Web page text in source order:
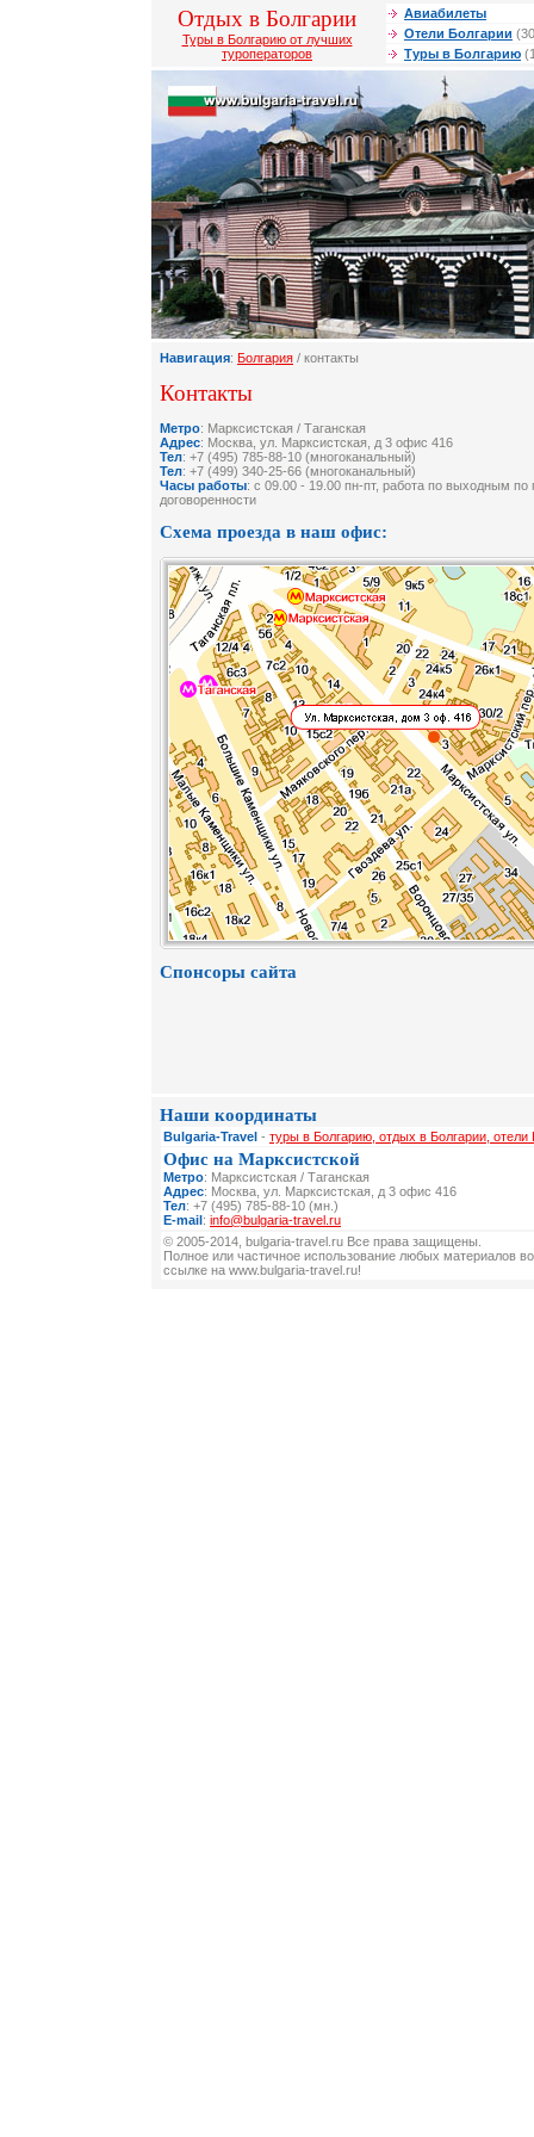
Отдых в Болгарии
Туры в Болгарию от лучших
туроператоров
Авиабилеты
Отели Болгарии
Туры в Болгарию
Навигация: Болгария / контакты
Контакты
Метро: Марксистская / Таганская
Адрес: Москва, ул. Марксистская, д 3 офис 416
Тел: +7 (495) 785-88-10 (многоканальный)
Тел: +7 (499) 340-25-66 (многоканальный)
Часы работы: с 09.00 - 19.00 пн-пт, работа по выходным по
договоренности
Схема проезда в наш офис:
Спонсоры сайта
Наши координаты
Bulgaria-Travel - туры в Болгарию, отдых в Болгарии, отели
Офис на Марксистской
Метро: Марксистская / Таганская
Адрес: Москва, ул. Марксистская, д 3 офис 416
Тел: +7 (495) 785-88-10 (мн.)
E-mail: info@bulgaria-travel.ru
© 2005-2014, bulgaria-travel.ru Все права защищены.
Полное или частичное использование любых материалов
ссылке на www.bulgaria-travel.ru!